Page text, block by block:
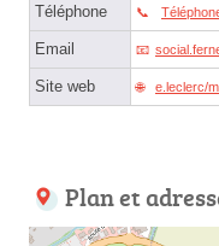
Téléphone
Email
Site web e.leclerc/
Plan et